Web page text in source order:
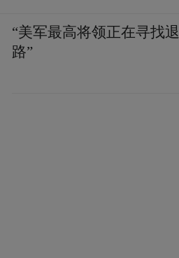
“美军最高将领正在寻找退
路”